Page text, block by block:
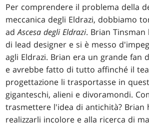
Per comprendere il problema della
meccanica degli Eldrazi, dobbiamo
adAscesa degli Eldrazi. Brian
di lead designer e si è messo
agli Eldrazi. Brian era un grande fan
e avrebbe fatto di tutto affinché il
progettazione li trasportasse in
giganteschi, alieni e divoramondi.
trasmettere l'idea di antichità? Brian
realizzarli incolore e alla ricerca di